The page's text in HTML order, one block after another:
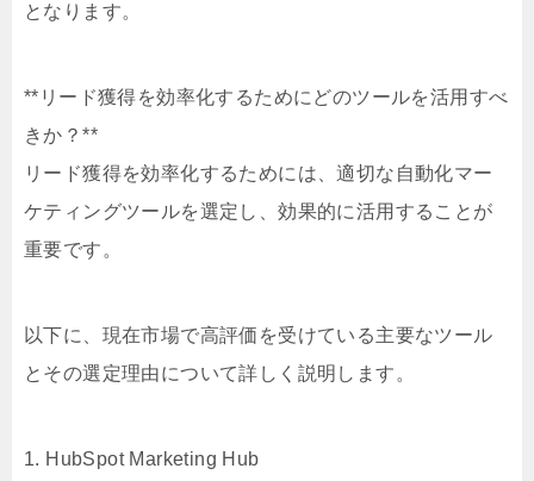
となります。
**リード獲得を効率化するためにどのツールを活用すべ
きか？**
リード獲得を効率化するためには、適切な自動化マー
ケティングツールを選定し、効果的に活用することが
重要です。
以下に、現在市場で高評価を受けている主要なツール
とその選定理由について詳しく説明します。
1. HubSpot Marketing Hub